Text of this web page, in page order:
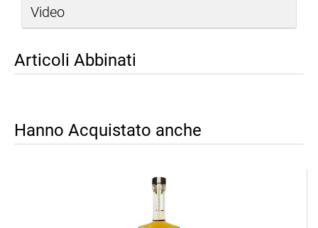
Video
Articoli Abbinati
Hanno Acquistato anche